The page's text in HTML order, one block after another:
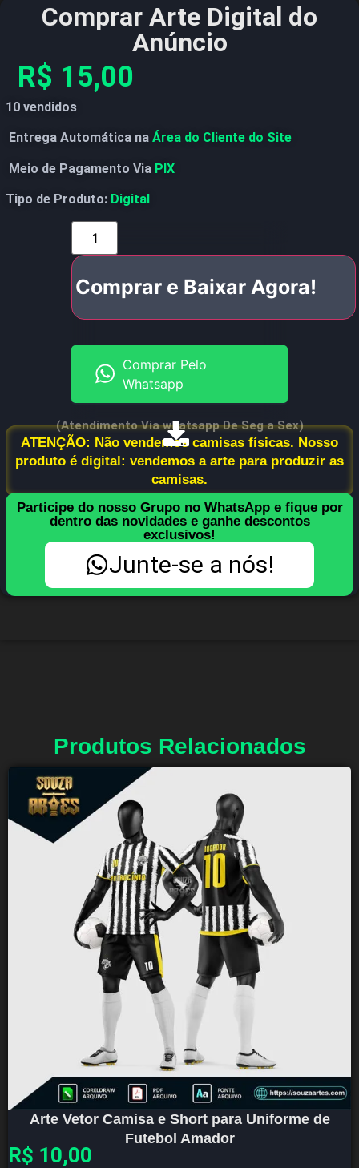
Comprar Arte Digital do
Anúncio
R$ 15,00
10 vendidos
Entrega Automática na Área do Cliente do Site
Meio de Pagamento Via PIX
Tipo de Produto: Digital
Comprar e Baixar Agora!
Comprar Pelo
Whatsapp
(Atendimento Via whatsapp De Seg a Sex)
ATENÇÃO: Não vendemos camisas físicas. Nosso
produto é digital: vendemos a arte para produzir as
camisas.
Participe do nosso Grupo no WhatsApp e fique por
dentro das novidades e ganhe descontos
exclusivos!
Junte-se a nós!
Produtos Relacionados
Arte Vetor Camisa e Short para Uniforme de
Futebol Amador
R$ 10,00